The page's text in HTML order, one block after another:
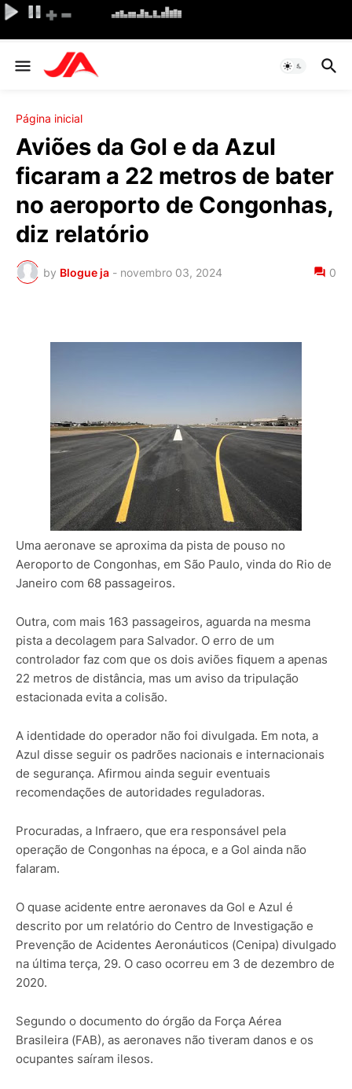
Página inicial
Aviões da Gol e da Azul
ficaram a 22 metros de bater
no aeroporto de Congonhas,
diz relatório
by Blogue ja - novembro 03, 2024 0
Uma aeronave se aproxima da pista de pouso no
Aeroporto de Congonhas, em São Paulo, vinda do Rio de
Janeiro com 68 passageiros.
Outra, com mais 163 passageiros, aguarda na mesma
pista a decolagem para Salvador. O erro de um
controlador faz com que os dois aviões fiquem a apenas
22 metros de distância, mas um aviso da tripulação
estacionada evita a colisão.
A identidade do operador não foi divulgada. Em nota, a
Azul disse seguir os padrões nacionais e internacionais
de segurança. Afirmou ainda seguir eventuais
recomendações de autoridades reguladoras.
Procuradas, a Infraero, que era responsável pela
operação de Congonhas na época, e a Gol ainda não
falaram.
O quase acidente entre aeronaves da Gol e Azul é
descrito por um relatório do Centro de Investigação e
Prevenção de Acidentes Aeronáuticos (Cenipa) divulgado
na última terça, 29. O caso ocorreu em 3 de dezembro de
2020.
Segundo o documento do órgão da Força Aérea
Brasileira (FAB), as aeronaves não tiveram danos e os
ocupantes saíram ilesos.